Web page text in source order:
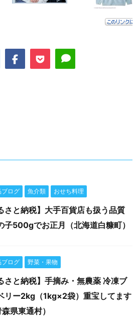
ブログ 魚介類 おせち料理
さと納税】大手百貨店も扱う品質
子500gでお正月（北海道白糠町）
ブログ 野菜・果物
さと納税】手摘み・無農薬 冷凍ブ
リー2kg（1kg×2袋）重宝してます
県東通村）